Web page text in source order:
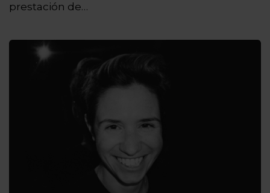
prestación de…